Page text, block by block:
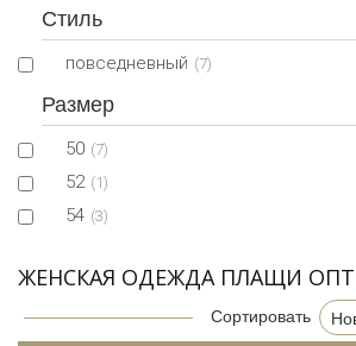
Стиль
повседневный (7)
Размер
50 (7)
52 (1)
54 (3)
ЖЕНСКАЯ ОДЕЖДА ПЛАЩИ
Сортировать